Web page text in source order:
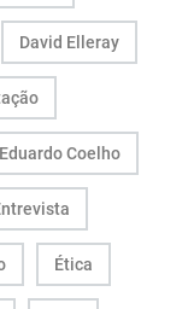
David Elleray
Eduardo Coelho
Ética